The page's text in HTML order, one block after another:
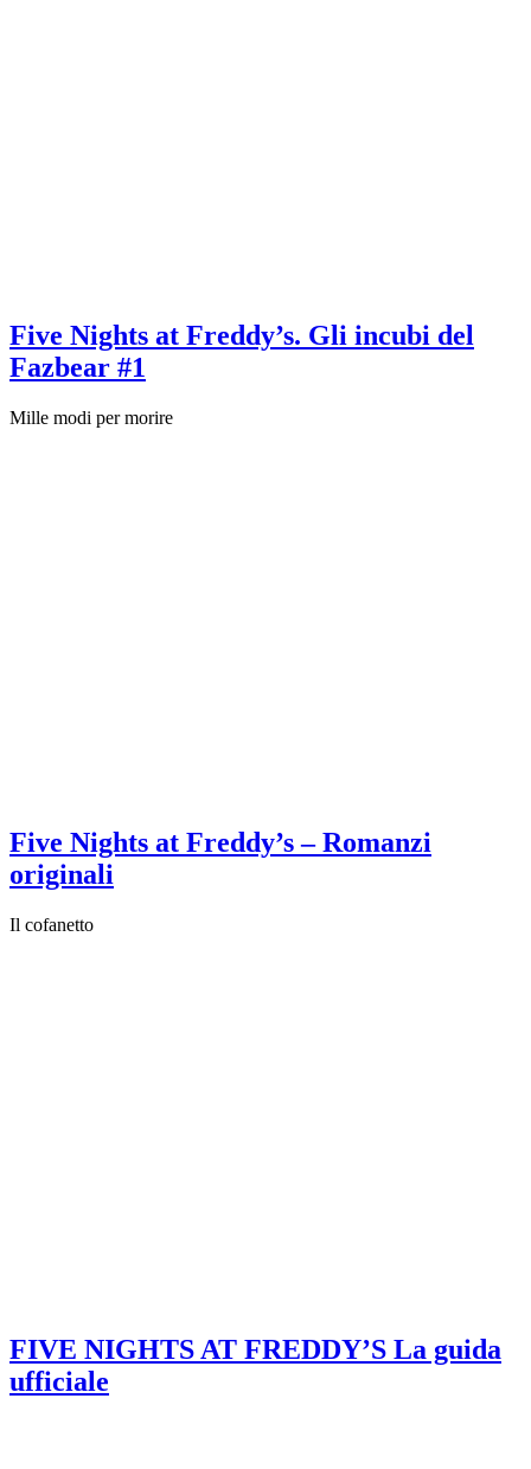
Five Nights at Freddy’s. Gli incubi del
Fazbear #1
Mille modi per morire
Five Nights at Freddy’s – Romanzi
originali
Il cofanetto
FIVE NIGHTS AT FREDDY’S La guida
ufficiale